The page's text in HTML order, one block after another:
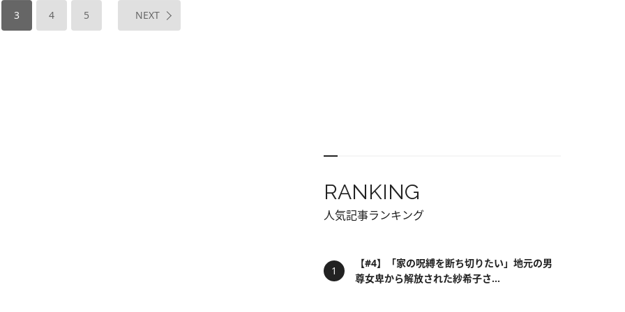
3 4 5 NEXT
RANKING
人気記事ランキング
【#4】「家の呪縛を断ち切りたい」地元の男
尊女卑から解放された紗希子さ...